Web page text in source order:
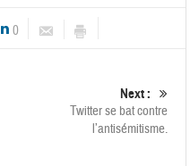
0
Next :
Twitter se bat contre
l’antisémitisme.